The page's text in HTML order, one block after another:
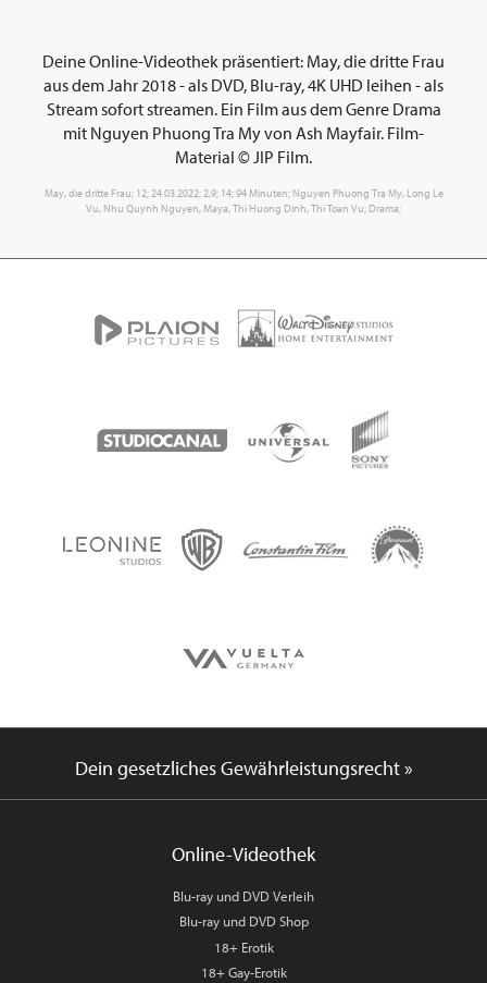
Deine Online-Videothek präsentiert: May, die dritte Frau
aus dem Jahr 2018 - als DVD, Blu-ray, 4K UHD leihen - als
Stream sofort streamen. Ein Film aus dem Genre Drama
mit Nguyen Phuong Tra My von Ash Mayfair. Film-
Material © JIP Film.
May, die dritte Frau; 12; 24.03.2022; 2,9; 14; 94 Minuten; Nguyen Phuong Tra My, Long Le
Vu, Nhu Quynh Nguyen, Maya, Thi Huong Dinh, Thi Toan Vu; Drama;
Dein gesetzliches Gewährleistungsrecht »
Online-Videothek
Blu-ray und DVD Verleih
Blu-ray und DVD Shop
18+ Erotik
18+ Gay-Erotik